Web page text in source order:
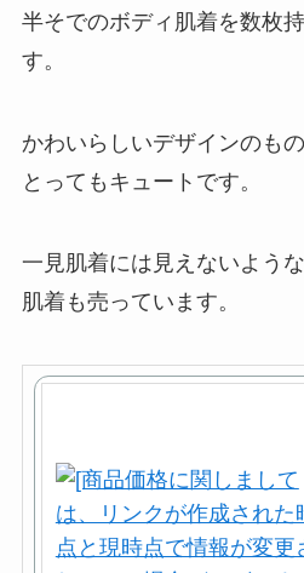
半そでのボディ肌着を数枚
す。
かわいらしいデザインのも
とってもキュートです。
一見肌着には見えないよう
肌着も売っています。